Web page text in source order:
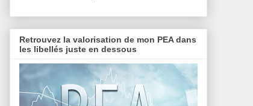
Retrouvez la valorisation de mon PEA dans
les libellés juste en dessous